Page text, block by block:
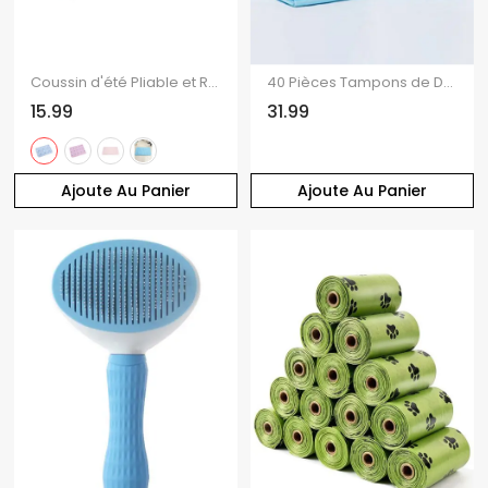
Ajoute Au Panier
Coussin d'été Pliable et Respirant pour Animaux de Compagnie Chat et Chien
15.99
Ajoute Au Panier
40 Pièces Tampons de Découpe Jetable pour Chien
31.99